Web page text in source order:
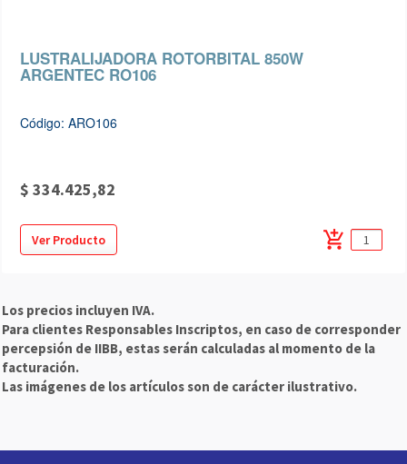
LUSTRALIJADORA ROTORBITAL 850W
ARGENTEC RO106
Código: ARO106
$ 334.425,82
Ver Producto add_shopping_cart
Los precios incluyen IVA.
Para clientes Responsables Inscriptos, en caso de corresponder
percepsión de IIBB, estas serán calculadas al momento de la
facturación.
Las imágenes de los artículos son de carácter ilustrativo.